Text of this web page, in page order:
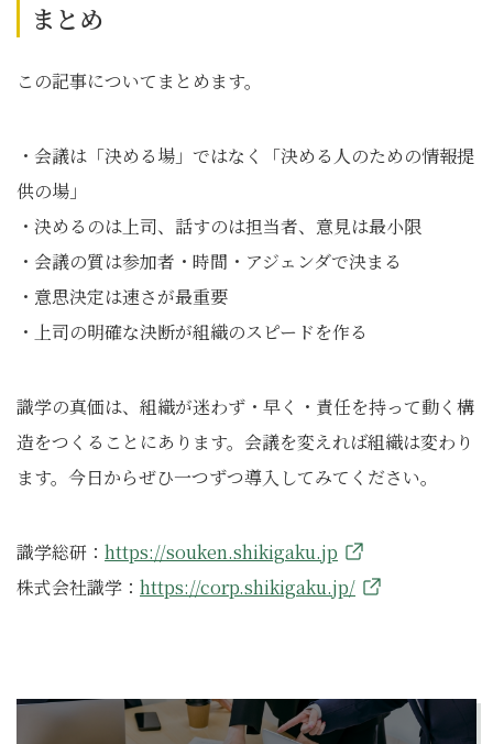
まとめ
この記事についてまとめます。
・会議は「決める場」ではなく「決める人のための情報提
供の場」
・決めるのは上司、話すのは担当者、意見は最小限
・会議の質は参加者・時間・アジェンダで決まる
・意思決定は速さが最重要
・上司の明確な決断が組織のスピードを作る
識学の真価は、組織が迷わず・早く・責任を持って動く構
造をつくることにあります。会議を変えれば組織は変わり
ます。今日からぜひ一つずつ導入してみてください。
識学総研： https://souken.shikigaku.jp
株式会社識学： https://corp.shikigaku.jp/